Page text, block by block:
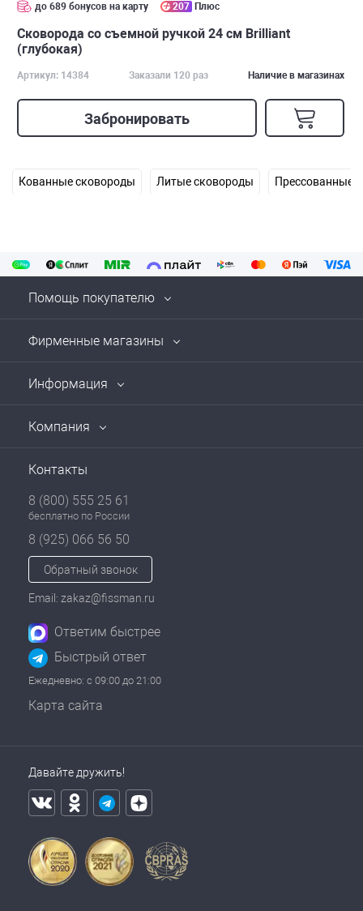
до 689 бонусов на карту 207 Плюс
Сковорода со съемной ручкой 24 см Brilliant
(глубокая)
Артикул: 14384 Заказали 120 раз Наличие в магазинах
Забронировать
Кованные сковороды Литые сковороды Прессованные
Помощь покупателю
Фирменные магазины
Информация
Компания
Контакты
8 (800) 555 25 61
бесплатно по России
8 (925) 066 56 50
Обратный звонок
Email: zakaz@fissman.ru
Ответим быстрее
Быстрый ответ
Ежедневно: с 09:00 до 21:00
Карта сайта
Давайте дружить!